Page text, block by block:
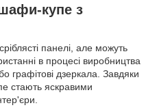
купе з
панелі, але можуть
в процесі виробництва
графітові дзеркала. Завдяки
стають яскравими